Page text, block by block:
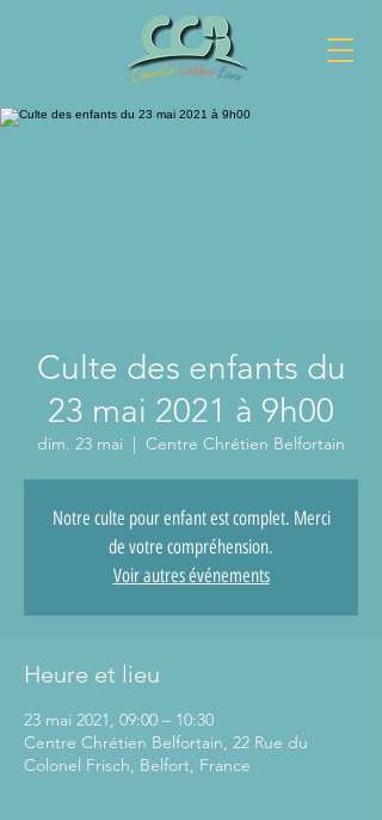
Culte des enfants du
23 mai 2021 à 9h00
dim. 23 mai
  |
Centre Chrétien Belfortain
Notre culte pour enfant est complet. Merci
de votre compréhension.
Voir autres événements
Heure et lieu
23 mai 2021, 09:00 – 10:30
Centre Chrétien Belfortain, 22 Rue du
Colonel Frisch, Belfort, France